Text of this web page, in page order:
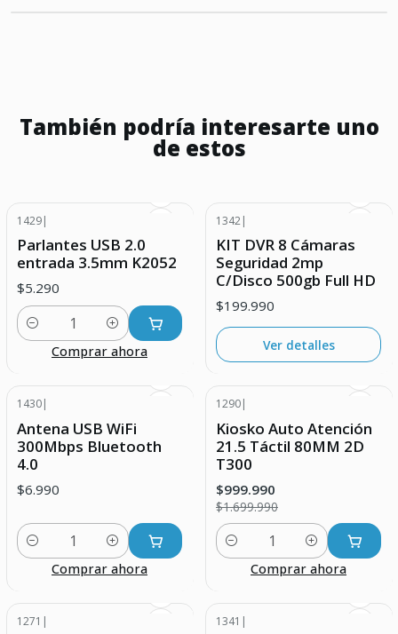
También podría interesarte uno
de estos
1429|
Parlantes USB 2.0
entrada 3.5mm K2052
$5.290
Cantidad
Comprar ahora
1342|
KIT DVR 8 Cámaras
Seguridad 2mp
C/Disco 500gb Full HD
$199.990
Ver detalles
1430|
Antena USB WiFi
300Mbps Bluetooth
4.0
$6.990
Cantidad
Comprar ahora
1290|
Kiosko Auto Atención
21.5 Táctil 80MM 2D
T300
$999.990
$1.699.990
Cantidad
Comprar ahora
1271 | 1341 |